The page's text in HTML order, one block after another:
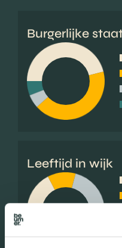
Burgerlijke
Leeftijd in wijk